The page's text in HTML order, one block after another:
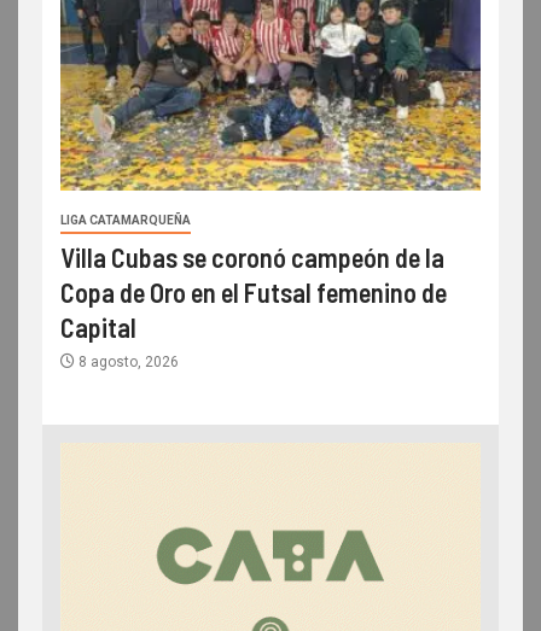
LIGA CATAMARQUEÑA
Villa Cubas se coronó campeón de la
Copa de Oro en el Futsal femenino de
Capital
8 agosto, 2026